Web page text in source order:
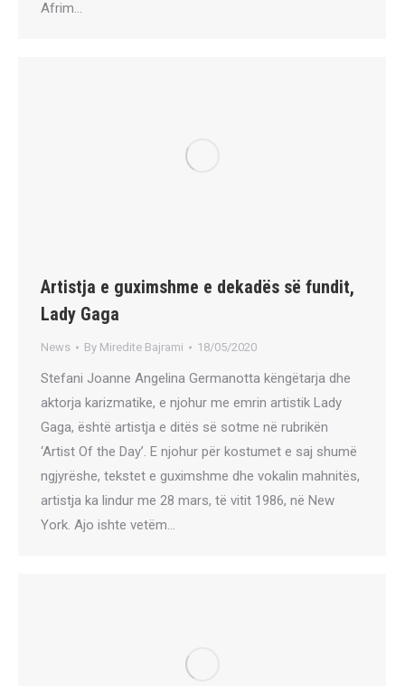
Afrim…
Artistja e guximshme e dekadës së fundit,
Lady Gaga
News By Miredite Bajrami 18/05/2020
Stefani Joanne Angelina Germanotta këngëtarja dhe
aktorja karizmatike, e njohur me emrin artistik Lady
Gaga, është artistja e ditës së sotme në rubrikën
‘Artist Of the Day’. E njohur për kostumet e saj shumë
ngjyrëshe, tekstet e guximshme dhe vokalin mahnitës,
artistja ka lindur me 28 mars, të vitit 1986, në New
York. Ajo ishte vetëm…